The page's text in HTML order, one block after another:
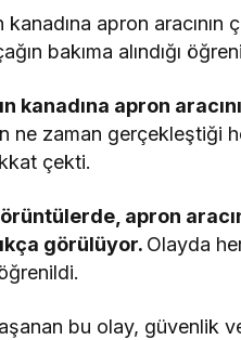
kanadına apron
bakıma alındığı
kanadına apron
ne zaman gerçekleştiği
çekti.
apron
görülüyor. Olayda
bu olay, güvenlik